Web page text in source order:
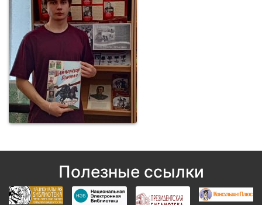
Полезные ссылки